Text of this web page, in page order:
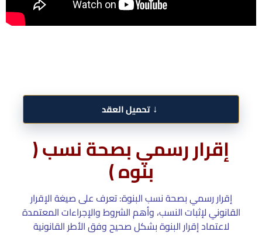
↓ تحميل العقد
إقرار رسمي بصحة نسب (
بنوه )
إقرار رسمي بصحة نسب البنوة: تعرف على صيغة الإقرار
القانوني لإثبات النسب، وأهم الشروط والإجراءات المعتمدة
لاعتماد إقرار البنوة بشكل صحيح وفق الأطر القانونية